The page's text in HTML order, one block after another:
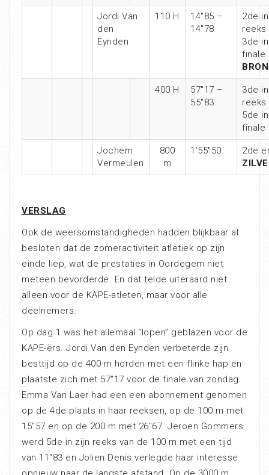
Jordi Van
den
Eynden
110 H
14″85 –
14″78
2de in
reeks
3de in
finale
400 H
57″17 –
55″83
3de in
reeks
5de in
finale
Jochem
Vermeulen
800
m
1’55″50
2de
VERSLAG
Ook de weersomstandigheden hadden blijkbaar al
besloten dat de zomeractiviteit atletiek op zijn
einde liep, wat de prestaties in Oordegem niet
meteen bevorderde. En dat telde uiteraard niet
alleen voor de KAPE-atleten, maar voor alle
deelnemers.
Op dag 1 was het allemaal “lopen” geblazen voor de
KAPE-ërs. Jordi Van den Eynden verbeterde zijn
besttijd op de 400 m horden met een flinke hap en
plaatste zich met 57″17 voor de finale van zondag.
Emma Van Laer had een een abonnement genomen
op de 4de plaats in haar reeksen, op de 100 m met
15″57 en op de 200 m met 26″67. Jeroen Gommers
werd 5de in zijn reeks van de 100 m met een tijd
van 11″83 en Jolien Denis verlegde haar interesse